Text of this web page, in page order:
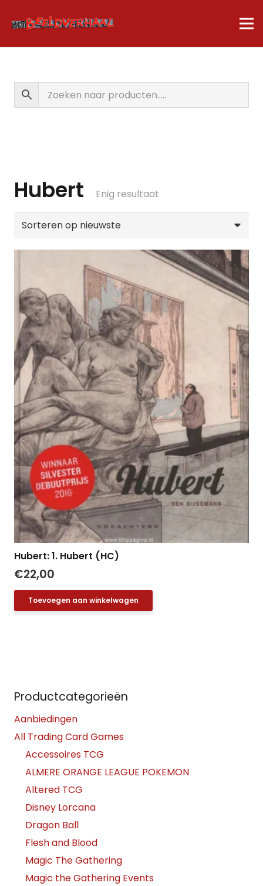
Hubert Enig resultaat
Hubert: 1. Hubert (HC)
€22,00
Toevoegen aan winkelwagen
Productcategorieën
Aanbiedingen
All Trading Card Games
Accessoires TCG
ALMERE ORANGE LEAGUE POKEMON
Altered TCG
Disney Lorcana
Dragon Ball
Flesh and Blood
Magic The Gathering
Magic the Gathering Events